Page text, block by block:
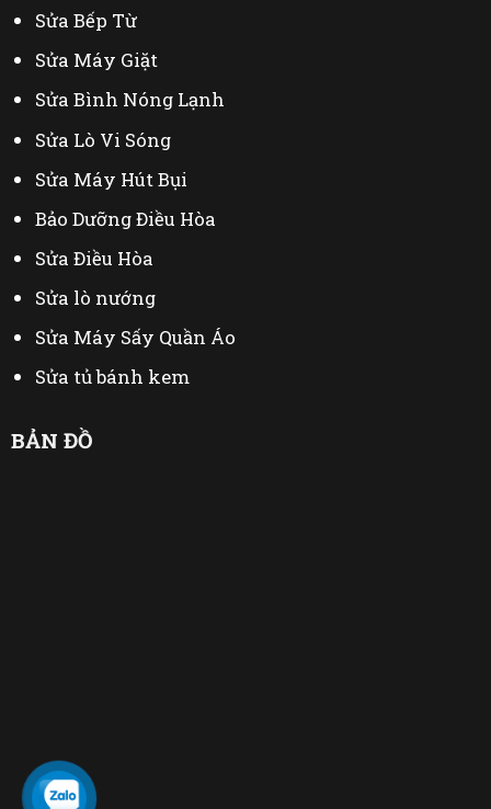
Sửa Bếp Từ
Sửa Máy Giặt
Sửa Bình Nóng Lạnh
Sửa Lò Vi Sóng
Sửa Máy Hút Bụi
Bảo Dưỡng Điều Hòa
Sửa Điều Hòa
Sửa lò nướng
Sửa Máy Sấy Quần Áo
Sửa tủ bánh kem
BẢN ĐỒ